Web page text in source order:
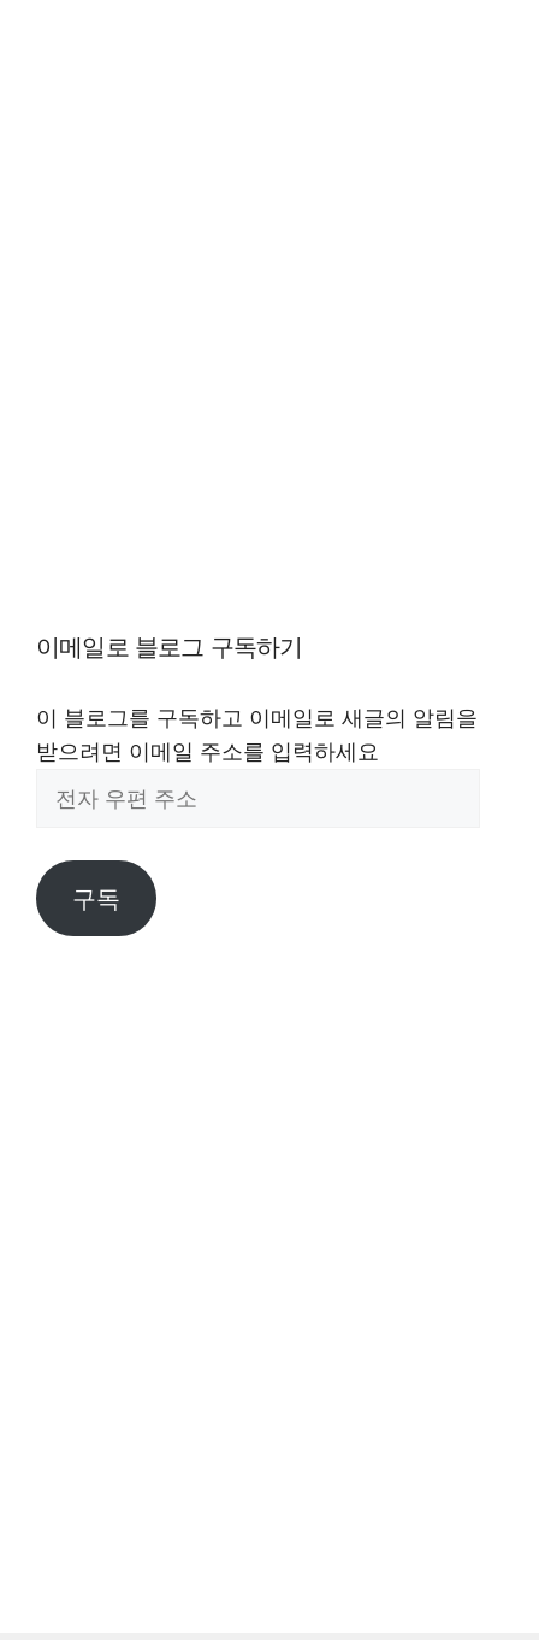
이메일로 블로그 구독하기
이 블로그를 구독하고 이메일로 새글의 알림을
받으려면 이메일 주소를 입력하세요
편
주
구독